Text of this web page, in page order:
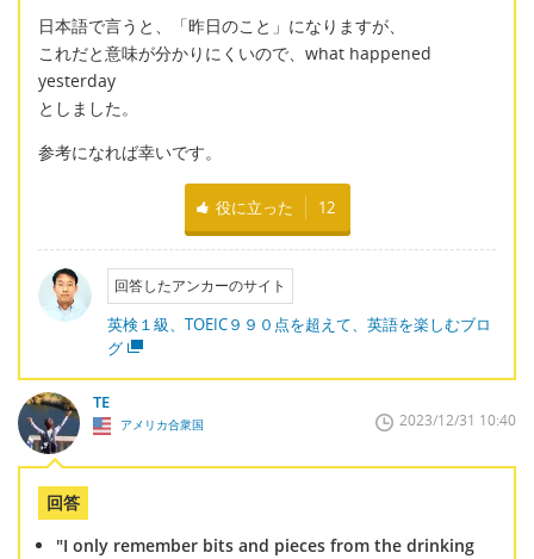
日本語で言うと、「昨日のこと」になりますが、
これだと意味が分かりにくいので、what happened
yesterday
としました。
参考になれば幸いです。
役に立った 12
回答したアンカーのサイト
英検１級、TOEIC９９０点を超えて、英語を楽しむブロ
グ
TE
アメリカ合衆国 2023/12/31 10:40
回答
"I only remember bits and pieces from the drinking